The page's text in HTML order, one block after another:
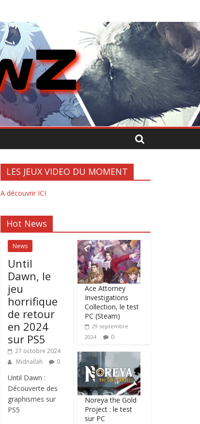
LES JEUX VIDEO DU MOMENT
A découvrir ICI
Hot News
News
Until
Dawn, le
jeu
horrifique
de retour
en 2024
sur PS5
27 octobre 2024
Midnailah
0
Until Dawn :
Découverte des
graphismes sur
PS5
Ace Attorney
Investigations
Collection, le test
PC (Steam)
29 septembre
2024
0
Noreya the Gold
Project : le test
sur PC